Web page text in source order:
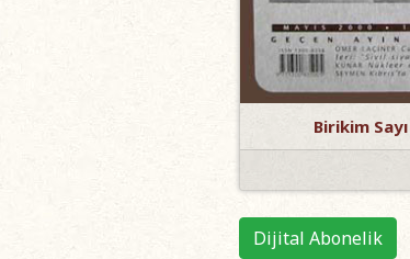
Birikim
Dijital Abonelik